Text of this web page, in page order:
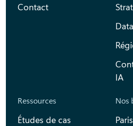
Contact
IA
Ressources
Études de cas
Nos
Paris